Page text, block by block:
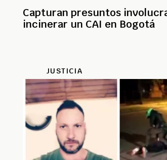
Capturan presuntos
incinerar un CAI en Bogotá
JUSTICIA